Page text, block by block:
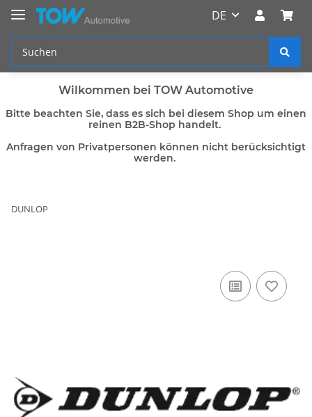
DE
Wilkommen bei TOW Automotive
Bitte beachten Sie, dass es sich bei diesem Shop um einen
reinen B2B-Shop handelt.
Anfragen von Privatpersonen können nicht berücksichtigt
werden.
DUNLOP